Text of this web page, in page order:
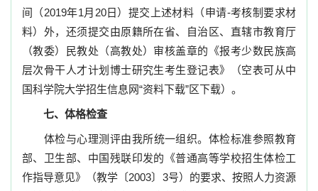
间（2019年1月 20日）提交上述材料（申请-考核制要求材
料）外，还须提交由原籍所在省、自治区、直辖市教育厅
（教委）民教处（高教处）审核盖章的《报考少数民族高
层次骨干人才计划博士研究生考生登记表》（空表可从中
国科学院大学招生信息网“资料下载”区下载）。
七、体格检查
体检与心理测评由我所统一组织。体检标准参照教育
部、卫生部、中国残联印发的《普通高等学校招生体检工
作指导意见》（教学〔2003〕 3号）的要求、按照人力资源